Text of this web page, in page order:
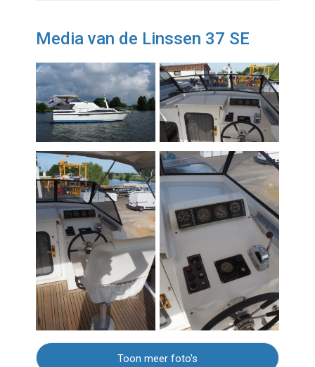
Media van de Linssen 37 SE
Toon meer foto's